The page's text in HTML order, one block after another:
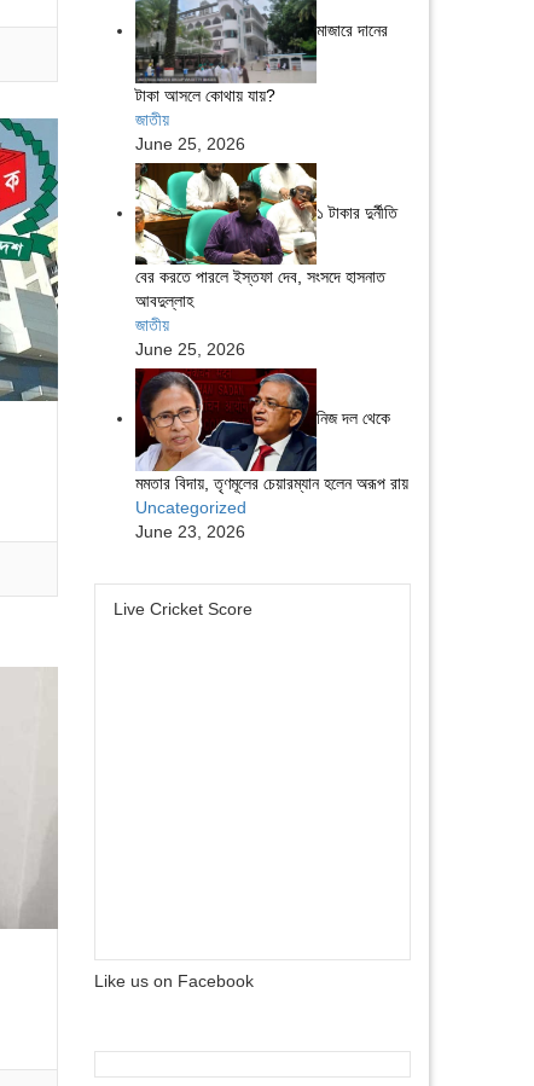
মাজারে দানের
টাকা আসলে কোথায় যায়?
জাতীয়
June 25, 2026
১ টাকার দুর্নীতি
বের করতে পারলে ইস্তফা দেব, সংসদে হাসনাত
আবদুল্লাহ
জাতীয়
June 25, 2026
নিজ দল থেকে
মমতার বিদায়, তৃণমূলের চেয়ারম্যান হলেন অরূপ রায়
Uncategorized
June 23, 2026
Live Cricket Score
Like us on Facebook